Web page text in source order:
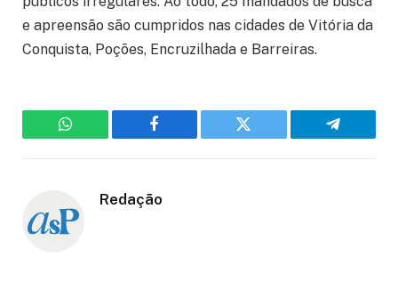
e apreensão são cumpridos nas cidades de Vitória da
Conquista, Poções, Encruzilhada e Barreiras.
WhatsApp Facebook Twitter Telegram
Redação